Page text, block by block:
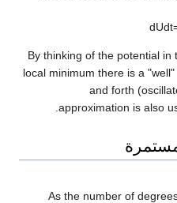
dUdt
By thinking of the potential in
local minimum there is a
and forth
approximation is also
.
As the number of